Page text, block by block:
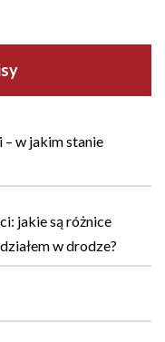
– w jakim stanie
jakie są różnice
w drodze?